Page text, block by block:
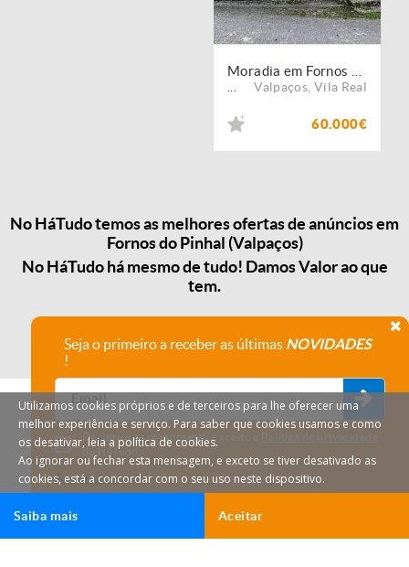
Valpaços Vila Real
60.000€
No HáTudo temos as melhores ofertas de anúncios em
Fornos do Pinhal (Valpaços)
No HáTudo há mesmo de tudo! Damos Valor ao que
tem.
Seja o primeiro a receber as últimas NOVIDADES
!
Declaro que compreendi e aceito a Política de privacidade
do HáTudo.
Anular subscrição
Utilizamos cookies próprios e de terceiros para lhe oferecer uma
melhor experiência e serviço. Para saber que cookies usamos e como
os desativar, leia a política de cookies.
Ao ignorar ou fechar esta mensagem, e exceto se tiver desativado as
cookies, está a concordar com o seu uso neste dispositivo.
Aceitar
Saiba mais